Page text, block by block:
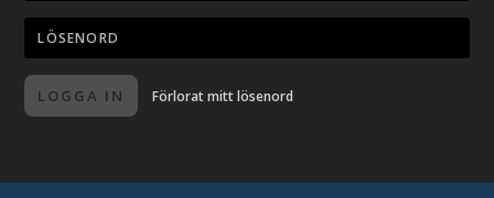
LOGGA IN Förlorat mitt lösenord